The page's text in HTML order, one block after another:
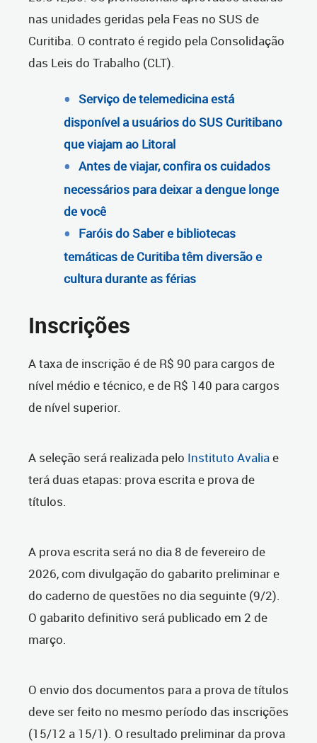
nas unidades geridas pela Feas no SUS de
Curitiba. O contrato é regido pela Consolidação
das Leis do Trabalho (CLT).
Serviço de telemedicina está
disponível a usuários do SUS Curitibano
que viajam ao Litoral
Antes de viajar, confira os cuidados
necessários para deixar a dengue longe
de você
Faróis do Saber e bibliotecas
temáticas de Curitiba têm diversão e
cultura durante as férias
Inscrições
A taxa de inscrição é de R$ 90 para cargos de
nível médio e técnico, e de R$ 140 para cargos
de nível superior.
A seleção será realizada pelo Instituto Avaliae
terá duas etapas: prova escrita e prova de
títulos.
A prova escrita será no dia 8 de fevereiro de
2026, com divulgação do gabarito preliminar e
do caderno de questões no dia seguinte (9/2).
O gabarito definitivo será publicado em 2 de
março.
O envio dos documentos para a prova de títulos
deve ser feito no mesmo período das inscrições
(15/12 a 15/1). O resultado preliminar da prova